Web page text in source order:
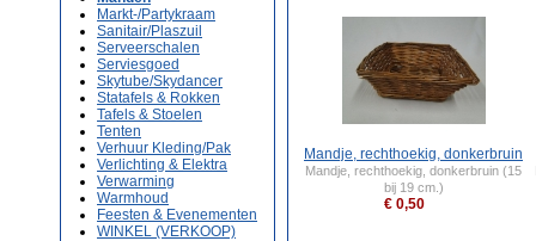
Markt-/Partykraam
Sanitair/Plaszuil
Serveerschalen
Serviesgoed
Skytube/Skydancer
Statafels & Rokken
Tafels & Stoelen
Tenten
Verhuur Kleding/Pak
Verlichting & Elektra
Verwarming
Warmhoud
Feesten & Evenementen
WINKEL (VERKOOP)
Mandje, rechthoekig, donkerbruin
Mandje, rechthoekig, donkerbruin (15
bij 19 cm.)
€ 0,50